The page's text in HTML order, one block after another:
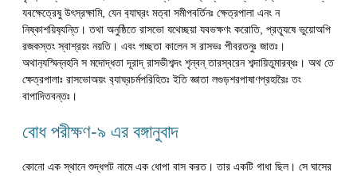
যবক্ষেত্রেষু উৎস্রক্ষামি, যেন ব‍্যাঘ্রং মত্বা সমীপবর্তিনঃ ক্ষেত্রপালা এনং ন
নিষ্কাশয়িষ‍্যন্তি। তথা অনুষ্ঠিতে রাসভো যথেচ্ছয়া যবভক্ষণং করোতি, প্রত‍্যূষে ভুয়োঅপি
রজকস্তং স্বাশ্রয়ং নয়তি। এবং গচ্ছতা কালেন স রাসভঃ পীবরতনুঃ জাতঃ।
অথান‍্যস্মিন্নহনি স মদোদ্ধতা দূরাদ্ রাসভীশব্দং শৃন্বন্ তারস্বরেন শব্দায়িতুমারব্ধঃ। অথ তে
ক্ষেত্রপালাঃ রাসভোঅয়ং ব‍্যাঘ্রচর্মপরিহিতঃ ইতি জ্ঞাতা লগুড়শরপাষাণপ্রহারৈঃ তং
বাপাদিতবন্তঃ।
বোধ পরীক্ষণ-৯ এর বঙ্গানুবাদ
কোনো এক স্থানে শুদ্ধপট নামে এক ধোপা বাস করত। তার একটি গাধা ছিল। সে ঘাসের